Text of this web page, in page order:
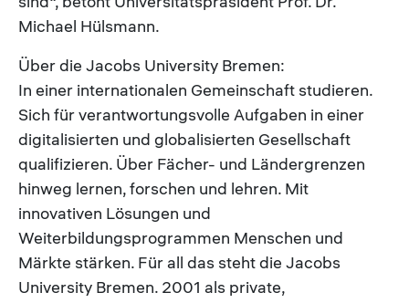
Michael Hülsmann.
Über die Jacobs University Bremen:
In einer internationalen Gemeinschaft studieren.
Sich für verantwortungsvolle Aufgaben in einer
digitalisierten und globalisierten Gesellschaft
qualifizieren. Über Fächer- und Ländergrenzen
hinweg lernen, forschen und lehren. Mit
innovativen Lösungen und
Weiterbildungsprogrammen Menschen und
Märkte stärken. Für all das steht die Jacobs
University Bremen. 2001 als private,